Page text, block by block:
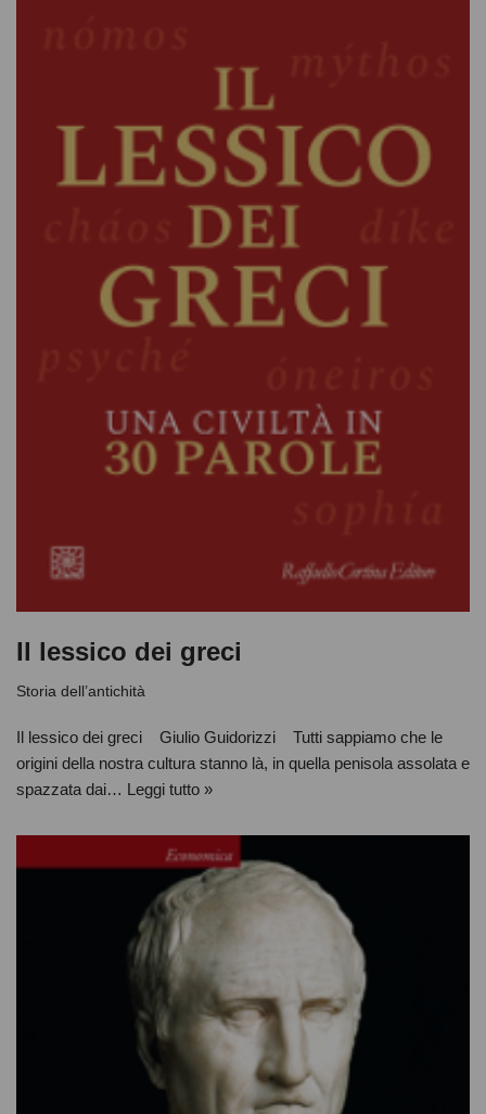
Il lessico dei greci
Storia dell’antichità
Il lessico dei greci Giulio Guidorizzi Tutti sappiamo che le
origini della nostra cultura stanno là, in quella penisola assolata e
spazzata dai… Leggi tutto »